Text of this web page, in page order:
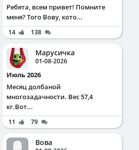
Ребята, всем привет! Помните
меня? Того Вову, кото...
14 138
Марусичка
01-08-2026
Июль 2026
Месяц долбаной
многозадачности. Вес 57,4
кг.Вот...
11 79
Вова